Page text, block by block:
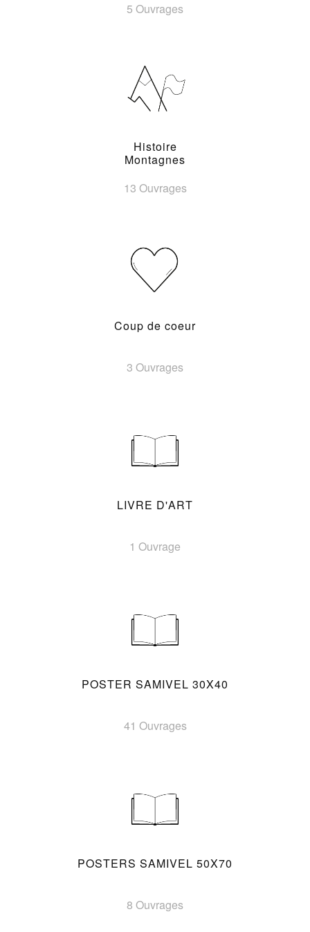
5 Ouvrages
Histoire
Montagnes
13 Ouvrages
Coup de coeur
3 Ouvrages
LIVRE D'ART
1 Ouvrage
POSTER SAMIVEL 30X40
41 Ouvrages
POSTERS SAMIVEL 50X70
8 Ouvrages